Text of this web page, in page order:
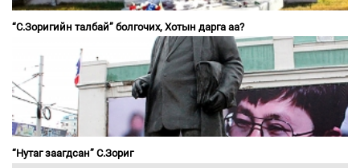
“С.Зоригийн талбай” болгочих, Хотын дарга аа?
“Нутаг заагдсан” С.Зориг